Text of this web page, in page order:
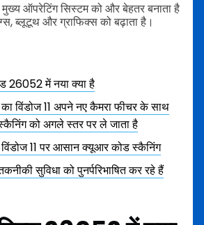
ऑपरेटिंग सिस्टम को और बेहतर बनाता है
ब्लूटूथ और ग्राफिक्स को बढ़ाता है।
26052 में नया क्या है
का विंडोज 11 अपने नए कैमरा फीचर के साथ
को अगले स्तर पर ले जाता है
विंडोज 11 पर आसान क्यूआर कोड स्कैनिंग
सुविधा को पुनर्परिभाषित कर रहे हैं